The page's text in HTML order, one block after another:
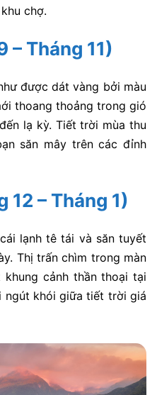
chợ.
– Tháng 11)
được dát vàng bởi màu
thoang thoảng trong gió
lạ kỳ. Tiết trời mùa thu
săn mây trên các đỉnh
12 – Tháng 1)
lạnh tê tái và săn tuyết
Thị trấn chìm trong màn
cảnh thần thoại tại
ngút khói giữa tiết trời giá